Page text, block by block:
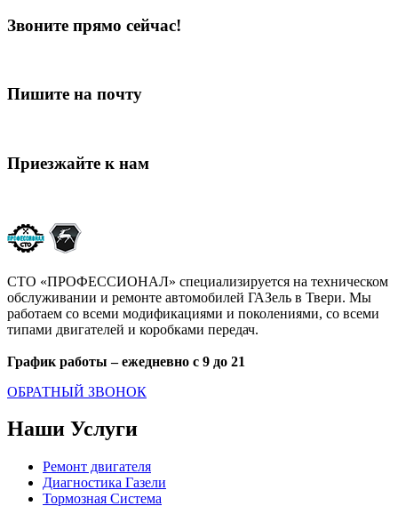
Звоните прямо сейчас!
Пишите на почту
Приезжайте к нам
СТО «ПРОФЕССИОНАЛ» специализируется на техническом
обслуживании и ремонте автомобилей ГАЗель в Твери. Мы
работаем со всеми модификациями и поколениями, со всеми
типами двигателей и коробками передач.
График работы – ежедневно с 9 до 21
ОБРАТНЫЙ ЗВОНОК
Наши Услуги
Ремонт двигателя
Диагностика Газели
Тормозная Система